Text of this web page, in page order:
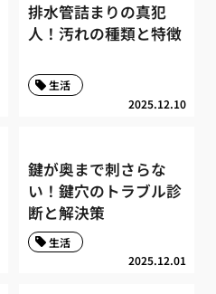
排水管詰まりの真犯
人！汚れの種類と特徴
2025.12.10
生活
鍵が奥まで刺さらな
い！鍵穴のトラブル診
断と解決策
2025.12.01
生活